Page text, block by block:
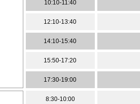
10:10-11:40
12:10-13:40
14:10-15:40
15:50-17:20
17:30-19:00
8:30-10:00